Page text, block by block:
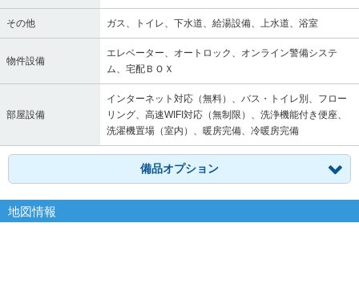
その他 ガス、トイレ、下水道、給湯設備、上水道、浴室
物件設備
エレベーター、オートロック、オンライン警備システ
ム、宅配ＢＯＸ
部屋設備
インターネット対応（無料）、バス・トイレ別、フロー
リング、高速WIFI対応（無制限）、洗浄機能付き便座、
洗濯機置場（室内）、暖房完備、冷暖房完備
備品オプション
地図情報